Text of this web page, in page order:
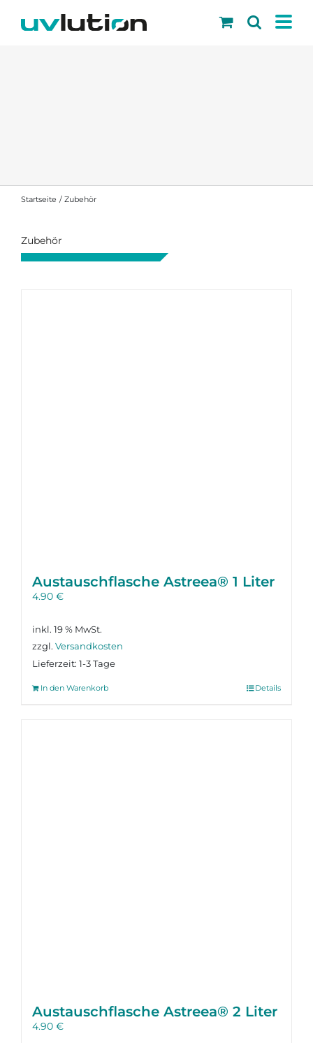
Startseite Zubehör
Zubehör
Austausch­flasche Astreea® 1 Liter
4.90 €
inkl. 19 % MwSt.
zzgl. Versandkosten
Lieferzeit: 1-3 Tage
In den Warenkorb Details
Austausch­flasche Astreea® 2 Liter
4.90 €